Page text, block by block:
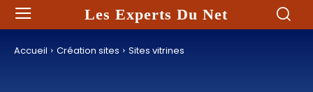
Les Experts Du Net
Accueil Création sites Sites vitrines